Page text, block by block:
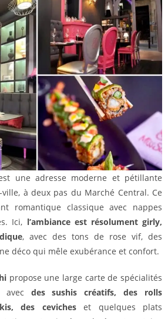
une adresse moderne et pétillante
à deux pas du Marché Central. Ce
romantique classique avec nappes
Ici, l’ambiance est résolument girly,
, avec des tons de rose vif, des
déco qui mêle exubérance et confort.
propose une large carte de spécialités
avec des sushis créatifs, des rolls
des cevicheset quelques plats